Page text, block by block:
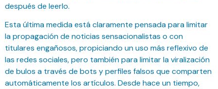
después de leerlo.
Esta última medida está claramente pensada para limitar
la propagación de noticias sensacionalistas o con
titulares engañosos, propiciando un uso más reflexivo de
las redes sociales, pero también para limitar la viralización
de bulos a través de bots y perfiles falsos que comparten
automáticamente los artículos. Desde hace un tiempo,